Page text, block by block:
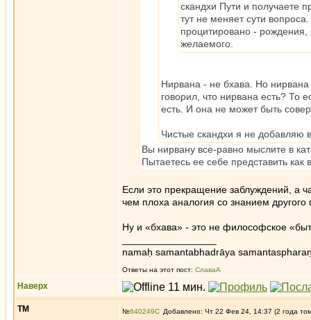
скандхи Пути и получаете
тут не меняет сути
процитировано -
желаемого.
Нирвана - не бхава. Но
говорил, что нирвана есть? То
есть. И она не может быть
Чистые скандхи я не добавляю
Вы нирвану все-равно мыслите в
Пытаетесь ее себе представить
Если это прекращение заблуждений, а
чем плоха аналогия со знанием
Ну и «бхава» - это не философское
namaḥ samantabhadrāya
Ответы на этот пост: СлаваА
Наверх
ТМ №640249 Добавлено: Чт 22 Фев 24, 14:37 (2 года